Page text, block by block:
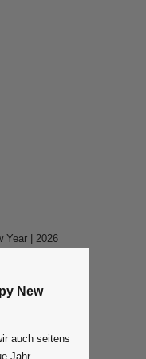
New
auch seitens
Jahr